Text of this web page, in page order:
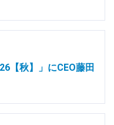
【秋】」にCEO藤田